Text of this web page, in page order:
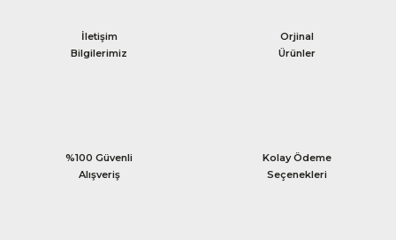
İletişim
Bilgilerimiz
Orjinal
Ürünler
%100 Güvenli
Alışveriş
Kolay Ödeme
Seçenekleri